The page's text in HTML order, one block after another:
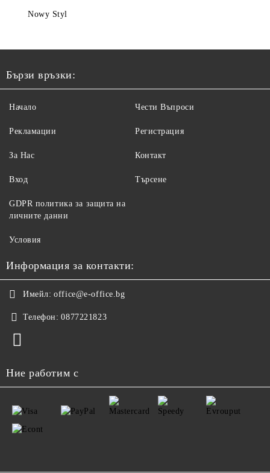
Nowy Styl
Бързи връзки:
Начало
Рекламации
За Нас
Вход
Чести Въпроси
Регистрация
Контакт
Търсене
GDPR политика за защита на
личните данни
Условия
Информация за контакти:
Имейл: office@e-office.bg
Телефон: 0877221823
Ние работим с